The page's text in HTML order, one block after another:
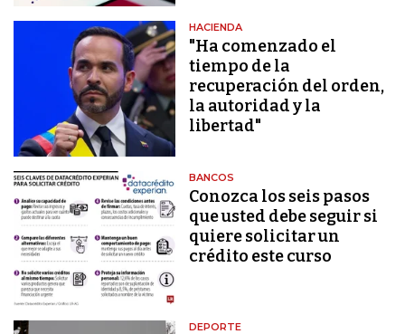
HACIENDA
"Ha comenzado el
tiempo de la
recuperación del orden,
la autoridad y la
libertad"
BANCOS
Conozca los seis pasos
que usted debe seguir si
quiere solicitar un
crédito este curso
DEPORTE